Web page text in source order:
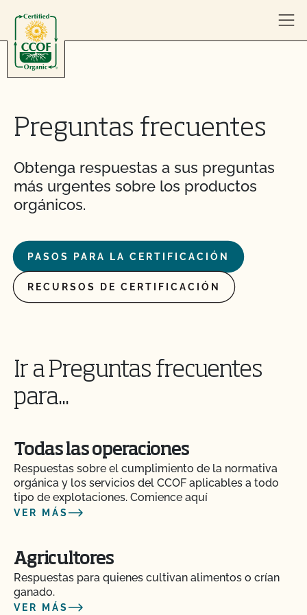
Preguntas frecuentes
Obtenga respuestas a sus preguntas
más urgentes sobre los productos
orgánicos.
PASOS PARA LA CERTIFICACIÓN
RECURSOS DE CERTIFICACIÓN
Ir a Preguntas frecuentes
para...
Todas las operaciones
Respuestas sobre el cumplimiento de la normativa
orgánica y los servicios del CCOF aplicables a todo
tipo de explotaciones. Comience aquí
VER MÁS
Agricultores
Respuestas para quienes cultivan alimentos o crían
ganado.
VER MÁS
Action Item Tracker - ¿Qué es y cómo se utiliza?